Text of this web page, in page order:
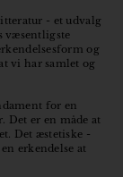
- et udvalg
væsentligste
og
at vi har samlet og
for en
er en måde at
Det æstetiske -
erkendelse at